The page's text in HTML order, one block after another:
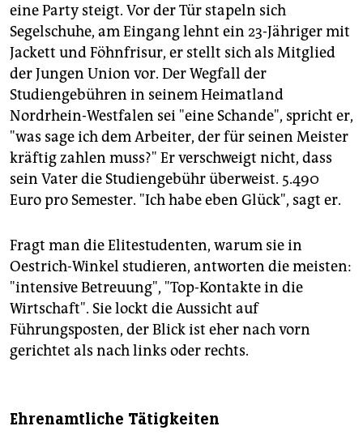
eine Party steigt. Vor der Tür stapeln sich
Segelschuhe, am Eingang lehnt ein 23-Jähriger mit
Jackett und Föhnfrisur, er stellt sich als Mitglied
der Jungen Union vor. Der Wegfall der
Studiengebühren in seinem Heimatland
Nordrhein-Westfalen sei "eine Schande", spricht er,
"was sage ich dem Arbeiter, der für seinen Meister
kräftig zahlen muss?" Er verschweigt nicht, dass
sein Vater die Studiengebühr überweist. 5.490
Euro pro Semester. "Ich habe eben Glück", sagt er.
Fragt man die Elitestudenten, warum sie in
Oestrich-Winkel studieren, antworten die meisten:
"intensive Betreuung", "Top-Kontakte in die
Wirtschaft". Sie lockt die Aussicht auf
Führungsposten, der Blick ist eher nach vorn
gerichtet als nach links oder rechts.
Ehrenamtliche Tätigkeiten